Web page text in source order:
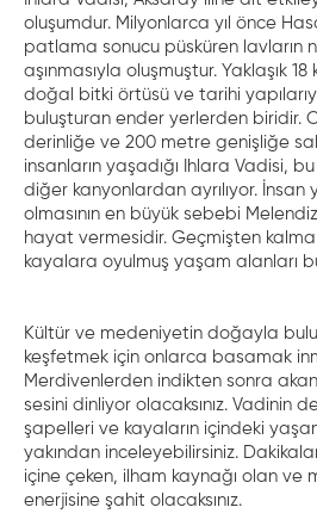
oluşumdur. Milyonlarca yıl önce
patlama sonucu püsküren lavların
aşınmasıyla oluşmuştur. Yaklaşık
doğal bitki örtüsü ve tarihi
buluşturan ender yerlerden biridir.
derinliğe ve 200 metre genişliğe
insanların yaşadığı Ihlara Vadisi,
diğer kanyonlardan ayrılıyor. İnsan
olmasının en büyük sebebi
hayat vermesidir. Geçmişten
kayalara oyulmuş yaşam alanları
Kültür ve medeniyetin doğayla
keşfetmek için onlarca basamak
Merdivenlerden indikten sonra
sesini dinliyor olacaksınız. Vadinin
şapelleri ve kayaların içindeki
yakından inceleyebilirsiniz.
içine çeken, ilham kaynağı olan ve
enerjisine şahit olacaksınız.